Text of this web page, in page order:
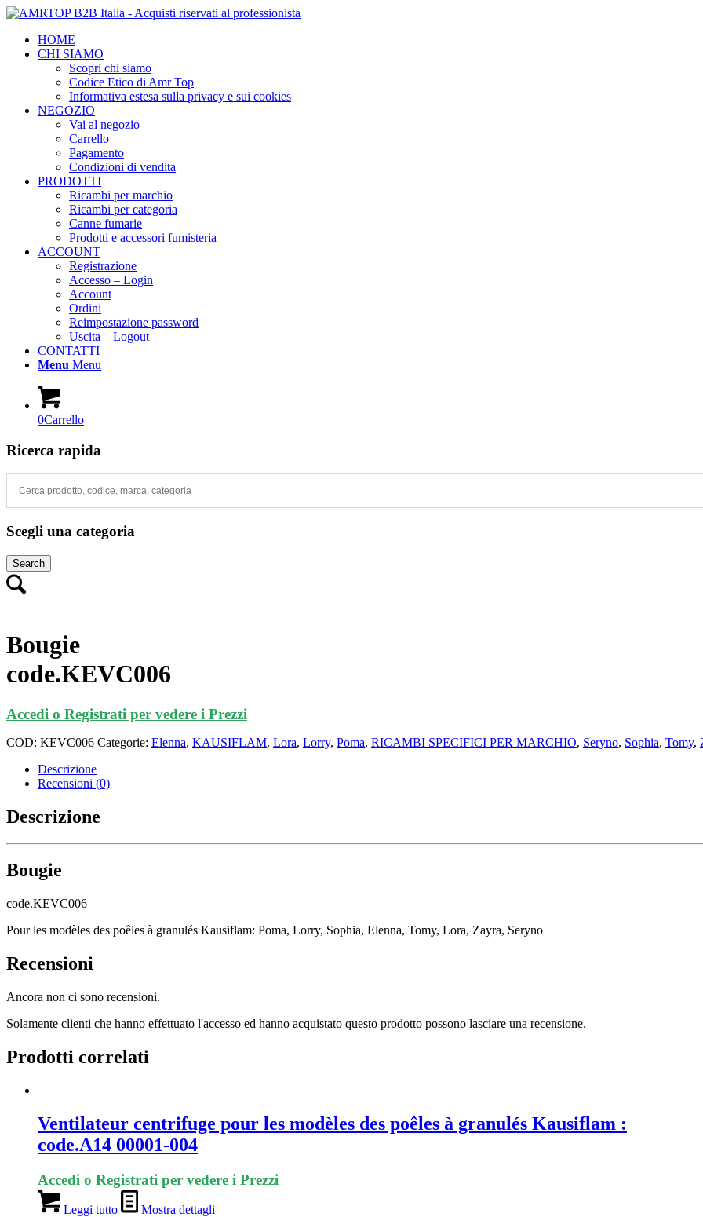
HOME
CHI SIAMO
Scopri chi siamo
Codice Etico di Amr Top
Informativa estesa sulla privacy e sui cookies
NEGOZIO
Vai al negozio
Carrello
Pagamento
Condizioni di vendita
PRODOTTI
Ricambi per marchio
Ricambi per categoria
Canne fumarie
Prodotti e accessori fumisteria
ACCOUNT
Registrazione
Accesso – Login
Account
Ordini
Reimpostazione password
Uscita – Logout
CONTATTI
Menu Menu
0Carrello
Ricerca rapida
Scegli una categoria
Search
Bougie
code.KEVC006
Accedi o Registrati per vedere i Prezzi
COD: KEVC006 Categorie: Elenna, KAUSIFLAM, Lora, Lorry, Poma, RICAMBI SPECIFICI PER MARCHIO, Seryno, Sophia, Tomy,
Descrizione
Recensioni (0)
Descrizione
Bougie
code.KEVC006
Pour les modèles des poêles à granulés Kausiflam: Poma, Lorry, Sophia, Elenna, Tomy, Lora, Zayra, Seryno
Recensioni
Ancora non ci sono recensioni.
Solamente clienti che hanno effettuato l'accesso ed hanno acquistato questo prodotto possono lasciare una recensione.
Prodotti correlati
Ventilateur centrifuge pour les modèles des poêles à granulés Kausiflam :
code.A14 00001-004
Accedi o Registrati per vedere i Prezzi
Leggi tutto Mostra dettagli